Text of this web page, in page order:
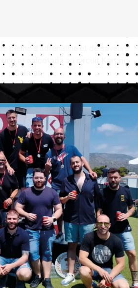
pleine d’adrénaline et de saveurs
et calçotada au circuit Karting
Calafat.